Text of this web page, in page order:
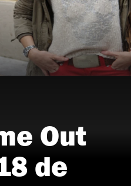
Out
de